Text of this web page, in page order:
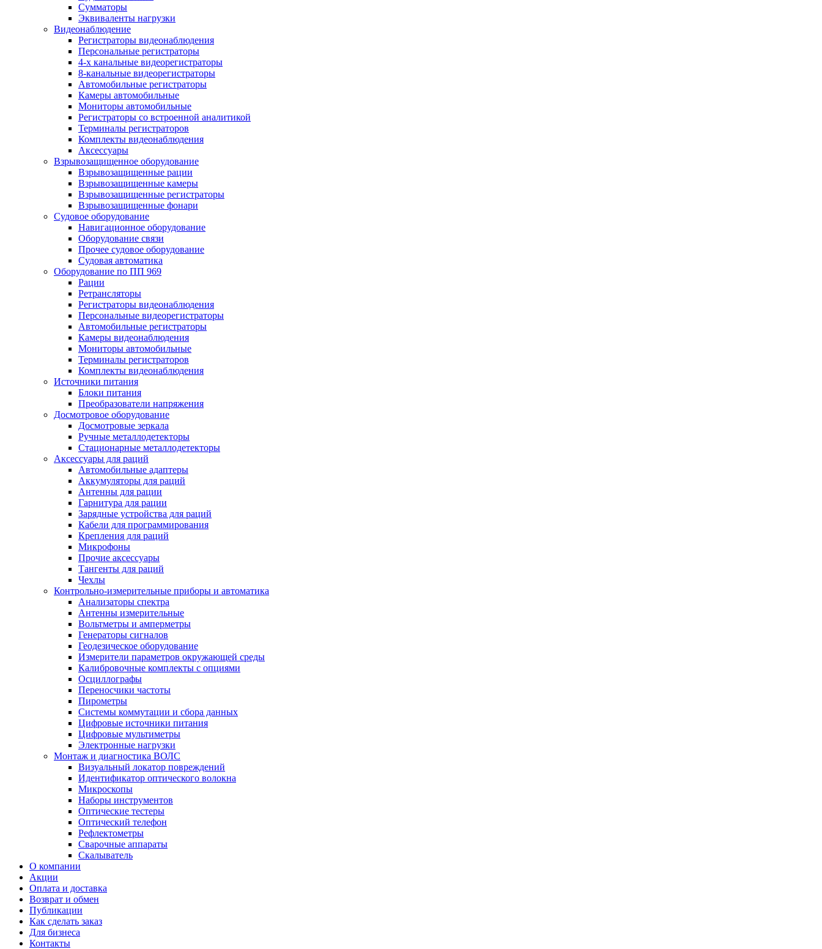
Сумматоры
Эквиваленты нагрузки
Видеонаблюдение
Регистраторы видеонаблюдения
Персональные регистраторы
4-х канальные видеорегистраторы
8-канальные видеорегистраторы
Автомобильные регистраторы
Камеры автомобильные
Мониторы автомобильные
Регистраторы со встроенной аналитикой
Терминалы регистраторов
Комплекты видеонаблюдения
Аксессуары
Взрывозащищенное оборудование
Взрывозащищенные рации
Взрывозащищенные камеры
Взрывозащищенные регистраторы
Взрывозащищенные фонари
Судовое оборудование
Навигационное оборудование
Оборудование связи
Прочее судовое оборудование
Судовая автоматика
Оборудование по ПП 969
Рации
Ретрансляторы
Регистраторы видеонаблюдения
Персональные видеорегистраторы
Автомобильные регистраторы
Камеры видеонаблюдения
Мониторы автомобильные
Терминалы регистраторов
Комплекты видеонаблюдения
Источники питания
Блоки питания
Преобразователи напряжения
Досмотровое оборудование
Досмотровые зеркала
Ручные металлодетекторы
Стационарные металлодетекторы
Аксессуары для раций
Автомобильные адаптеры
Аккумуляторы для раций
Антенны для рации
Гарнитура для рации
Зарядные устройства для раций
Кабели для программирования
Крепления для раций
Микрофоны
Прочие аксессуары
Тангенты для раций
Чехлы
Контрольно-измерительные приборы и автоматика
Анализаторы спектра
Антенны измерительные
Вольтметры и амперметры
Генераторы сигналов
Геодезическое оборудование
Измерители параметров окружающей среды
Калибровочные комплекты с опциями
Осциллографы
Переносчики частоты
Пирометры
Системы коммутации и сбора данных
Цифровые источники питания
Цифровые мультиметры
Электронные нагрузки
Монтаж и диагностика ВОЛС
Визуальный локатор повреждений
Идентификатор оптического волокна
Микроскопы
Наборы инструментов
Оптические тестеры
Оптический телефон
Рефлектометры
Сварочные аппараты
Скалыватель
О компании
Акции
Оплата и доставка
Возврат и обмен
Публикации
Как сделать заказ
Для бизнеса
Контакты